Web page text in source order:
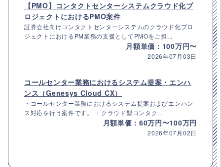
【PMO】コンタクトセンターシステムクラウド化プ
ロジェクトにおけるPMO案件
証券会社向けコンタクトセンターシステムのクラウド化プロ
ジェクトにおけるPM業務の支援としてPMOをご担...
月額単価：100万円〜
2026年07月03日
コールセンター業務におけるシステム提案・エンハ
ンス（Genesys Cloud CX）
・コールセンター業務におけるシステム提案およびエンハン
ス対応を行う案件です。 ・クラウド型コンタク...
月額単価：60万円〜100万円
2026年07月02日